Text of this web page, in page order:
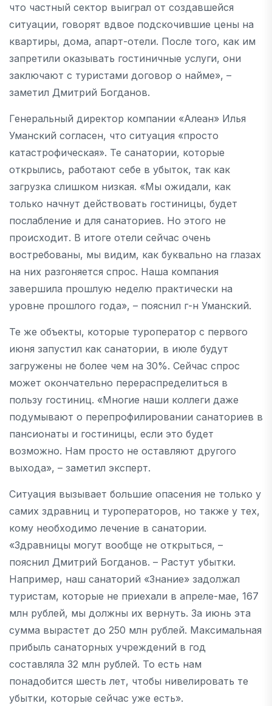
что частный сектор выиграл от создавшейся
ситуации, говорят вдвое подскочившие цены на
квартиры, дома, апарт-отели. После того, как им
запретили оказывать гостиничные услуги, они
заключают с туристами договор о найме», –
заметил Дмитрий Богданов.
Генеральный директор компании «Алеан» Илья
Уманский согласен, что ситуация «просто
катастрофическая». Те санатории, которые
открылись, работают себе в убыток, так как
загрузка слишком низкая. «Мы ожидали, как
только начнут действовать гостиницы, будет
послабление и для санаториев. Но этого не
происходит. В итоге отели сейчас очень
востребованы, мы видим, как буквально на глазах
на них разгоняется спрос. Наша компания
завершила прошлую неделю практически на
уровне прошлого года», – пояснил г-н Уманский.
Те же объекты, которые туроператор с первого
июня запустил как санатории, в июле будут
загружены не более чем на 30%. Сейчас спрос
может окончательно перераспределиться в
пользу гостиниц. «Многие наши коллеги даже
подумывают о перепрофилировании санаториев в
пансионаты и гостиницы, если это будет
возможно. Нам просто не оставляют другого
выхода», – заметил эксперт.
Ситуация вызывает большие опасения не только у
самих здравниц и туроператоров, но также у тех,
кому необходимо лечение в санатории.
«Здравницы могут вообще не открыться, –
пояснил Дмитрий Богданов. – Растут убытки.
Например, наш санаторий «Знание» задолжал
туристам, которые не приехали в апреле-мае, 167
млн рублей, мы должны их вернуть. За июнь эта
сумма вырастет до 250 млн рублей. Максимальная
прибыль санаторных учреждений в год
составляла 32 млн рублей. То есть нам
понадобится шесть лет, чтобы нивелировать те
убытки, которые сейчас уже есть».